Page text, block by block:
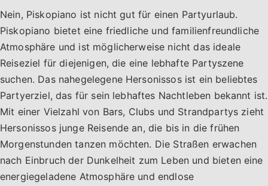
Nein, Piskopiano ist nicht gut für einen Partyurlaub.
Piskopiano bietet eine friedliche und familienfreundliche
Atmosphäre und ist möglicherweise nicht das ideale
Reiseziel für diejenigen, die eine lebhafte Partyszene
suchen. Das nahegelegene Hersonissos ist ein beliebtes
Partyerziel, das für sein lebhaftes Nachtleben bekannt ist.
Mit einer Vielzahl von Bars, Clubs und Strandpartys zieht
Hersonissos junge Reisende an, die bis in die frühen
Morgenstunden tanzen möchten. Die Straßen erwachen
nach Einbruch der Dunkelheit zum Leben und bieten eine
energiegeladene Atmosphäre und endlose